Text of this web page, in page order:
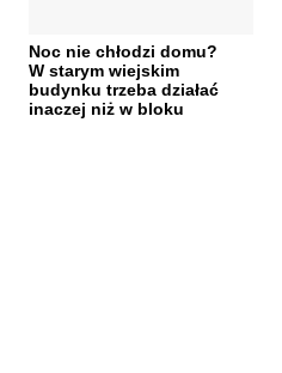
Noc nie chłodzi domu?
W starym wiejskim
budynku trzeba działać
inaczej niż w bloku